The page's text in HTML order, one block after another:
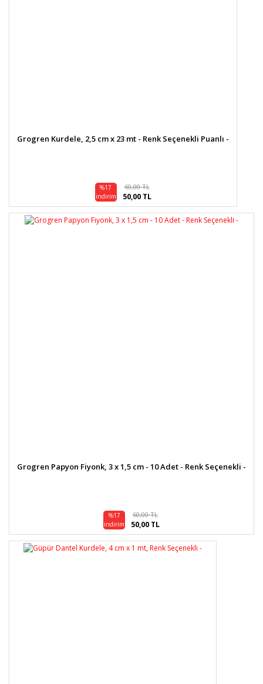
Grogren Kurdele, 2,5 cm x 23 mt - Renk Seçenekli Puanlı -
%17
indirim
60,00 TL
50,00 TL
Grogren Papyon Fiyonk, 3 x 1,5 cm - 10 Adet - Renk Seçenekli -
%17
indirim
60,00 TL
50,00 TL